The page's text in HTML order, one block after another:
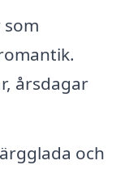
som
årsdagar
och